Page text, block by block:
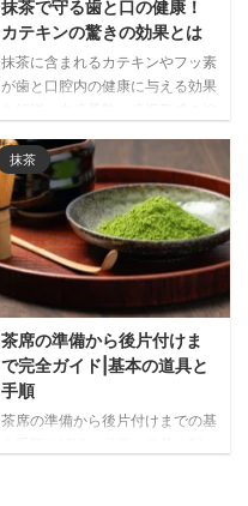
抹茶で守る歯と口の健康！
カテキンの驚きの効果とは
抹茶に含まれるカテキンやフッ素
が歯と口腔内の健康に与える効果
を取り入れることで期待できる口
腔ケア効果を詳しく紹介します。
抹茶
茶席の準備から後片付けま
で完全ガイド|基本の道具と
手順
茶席の準備から後片付けまでの基